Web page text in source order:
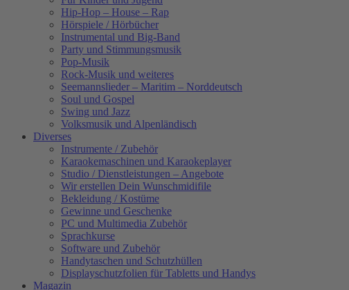
Hip-Hop – House – Rap
Hörspiele / Hörbücher
Instrumental und Big-Band
Party und Stimmungsmusik
Pop-Musik
Rock-Musik und weiteres
Seemannslieder – Maritim – Norddeutsch
Soul und Gospel
Swing und Jazz
Volksmusik und Alpenländisch
Diverses
Instrumente / Zubehör
Karaokemaschinen und Karaokeplayer
Studio / Dienstleistungen – Angebote
Wir erstellen Dein Wunschmidifile
Bekleidung / Kostüme
Gewinne und Geschenke
PC und Multimedia Zubehör
Sprachkurse
Software und Zubehör
Handytaschen und Schutzhüllen
Displayschutzfolien für Tabletts und Handys
Magazin